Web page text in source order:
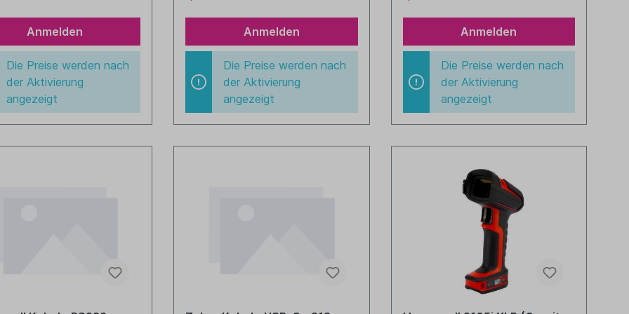
433) - kann keinen
Akku laden RS232-
433 - gerade, 182cm)
Anmelden
Die Preise werden nach
der Aktivierung
angezeigt
Anmelden
Die Preise werden nach
der Aktivierung
angezeigt
Anmelden
Die Preise werden nach
der Aktivierung
angezeigt